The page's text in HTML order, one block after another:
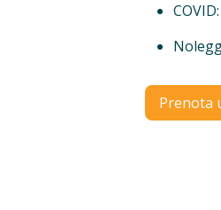
Prenota